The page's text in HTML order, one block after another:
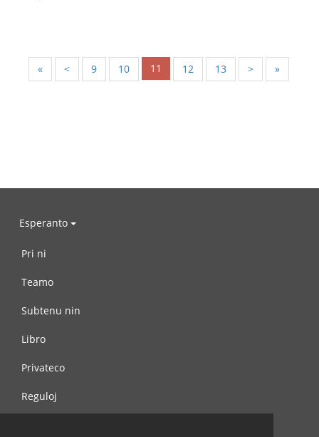
« < 9 10 11 12 13 > »
Esperanto
Pri ni
Teamo
Subtenu nin
Libro
Privateco
Reguloj